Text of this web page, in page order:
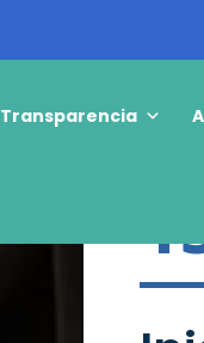
Transparencia